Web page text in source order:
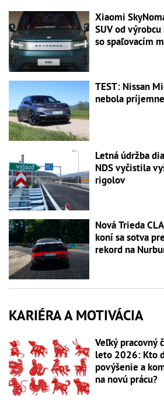
Xiaomi
SUV od
so spaľovacím
TEST: Nissan
nebola
Letná údržba
NDS vyčistila
rigolov
Nová Trieda
koní sa sotva
rekord na
KARIÉRA A MOTIVÁCIA
Veľký pracovný
leto 2026: Kto
povýšenie a
na novú prácu?